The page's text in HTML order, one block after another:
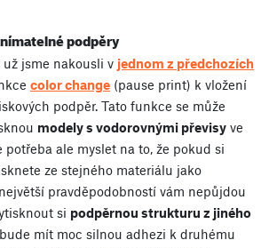
podpěry
jsme nakousli v jednom z předchozích
color change (pause print) k vložení
podpěr. Tato funkce se může
modely s vodorovnými převisy ve
potřeba ale myslet na to, že pokud si
ze stejného materiálu jako
pravděpodobností vám nepůjdou
si podpěrnou strukturu z jiného
mít moc silnou adhezi k druhému